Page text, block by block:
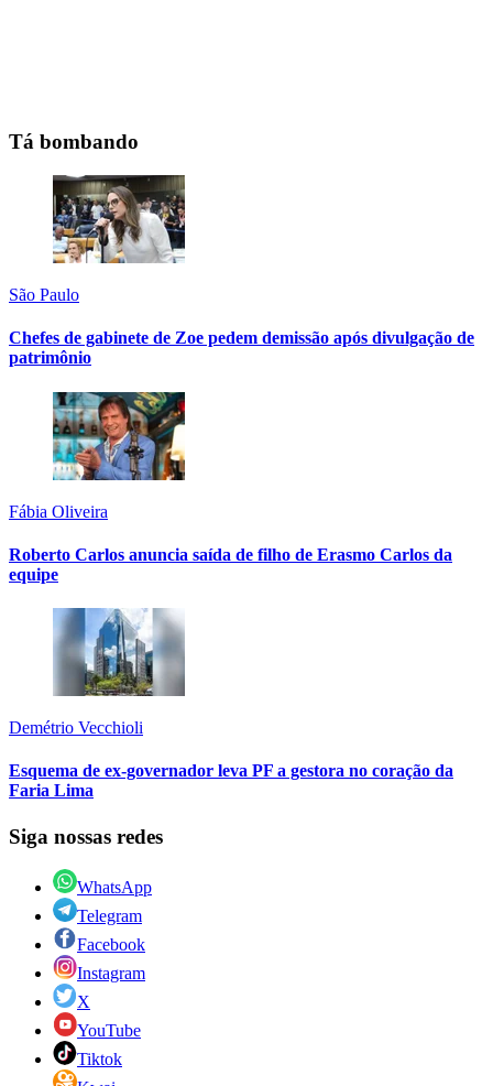
Tá bombando
São Paulo
Chefes de gabinete de Zoe pedem demissão após divulgação de
patrimônio
Fábia Oliveira
Roberto Carlos anuncia saída de filho de Erasmo Carlos da
equipe
Demétrio Vecchioli
Esquema de ex-governador leva PF a gestora no coração da
Faria Lima
Siga nossas redes
WhatsApp
Telegram
Facebook
Instagram
X
YouTube
Tiktok